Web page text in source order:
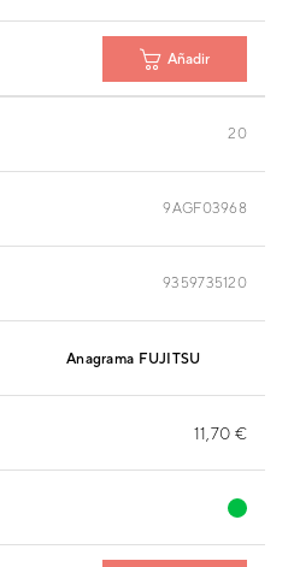
Añadir
20
9AGF03968
9359735120
Anagrama FUJITSU
11,70 €